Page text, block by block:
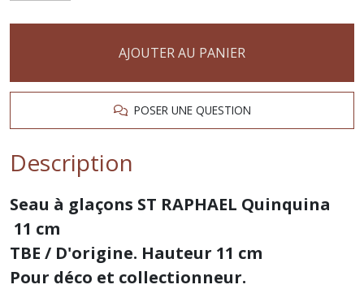
AJOUTER AU PANIER
POSER UNE QUESTION
Description
Seau à glaçons ST RAPHAEL Quinquina
11 cm
TBE / D'origine. Hauteur 11 cm
Pour déco et collectionneur.